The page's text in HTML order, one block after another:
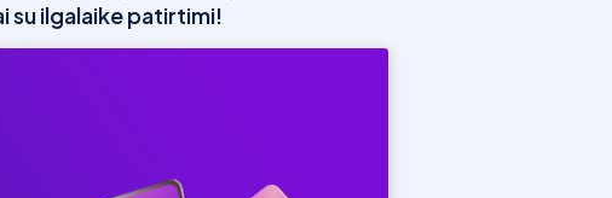
su ilgalaike patirtimi!